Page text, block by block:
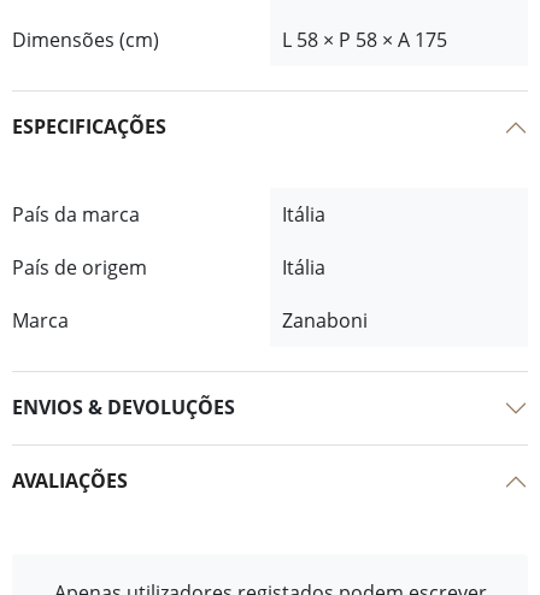
Dimensões (cm)
L 58 × P 58 × A 175
ESPECIFICAÇÕES
País da marca
Itália
País de origem
Itália
Marca
Zanaboni
ENVIOS & DEVOLUÇÕES
AVALIAÇÕES